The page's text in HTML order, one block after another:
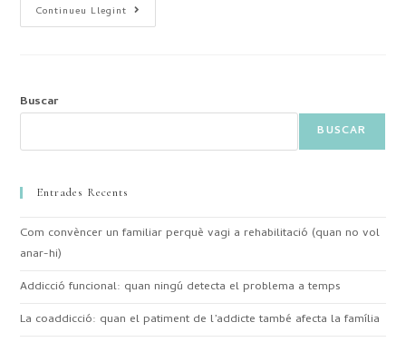
Continueu Llegint
Buscar
BUSCAR
Entrades Recents
Com convèncer un familiar perquè vagi a rehabilitació (quan no vol
anar-hi)
Addicció funcional: quan ningú detecta el problema a temps
La coaddicció: quan el patiment de l’addicte també afecta la família